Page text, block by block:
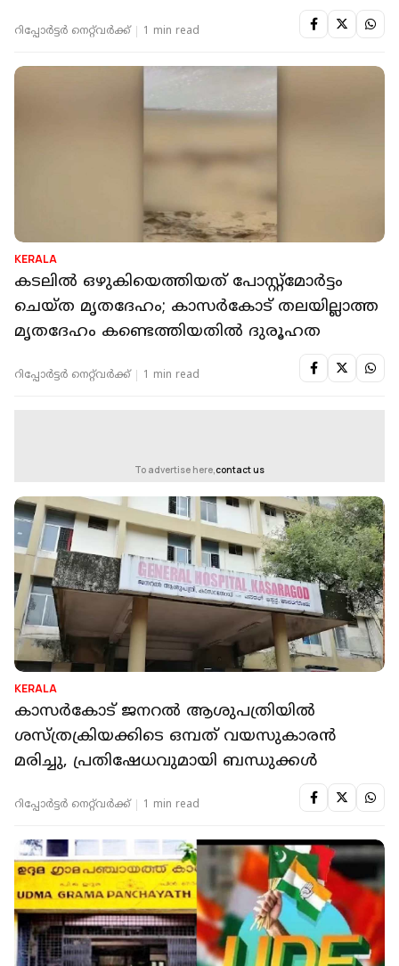
റിപ്പോർട്ടർ നെറ്റ്‌വര്‍ക്ക്‌ 1 min read
KERALA
കടലില്‍ ഒഴുകിയെത്തിയത് പോസ്റ്റ്‌മോര്‍ട്ടം
ചെയ്ത മൃതദേഹം; കാസര്‍കോട് തലയില്ലാത്ത
മൃതദേഹം കണ്ടെത്തിയതില്‍ ദുരൂഹത
റിപ്പോർട്ടർ നെറ്റ്‌വര്‍ക്ക്‌ 1 min read
To advertise here, contact us
KERALA
കാസര്‍കോട് ജനറല്‍ ആശുപത്രിയില്‍
ശസ്ത്രക്രിയക്കിടെ ഒമ്പത് വയസുകാരന്‍
മരിച്ചു, പ്രതിഷേധവുമായി ബന്ധുക്കള്‍
റിപ്പോർട്ടർ നെറ്റ്‌വര്‍ക്ക്‌ 1 min read